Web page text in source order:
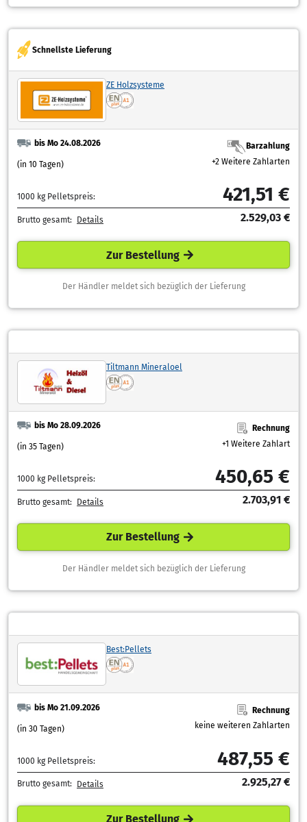
Schnellste Lieferung
ZE Holzsysteme
bis Mo 24.08.2026
(in 10 Tagen)
Barzahlung
+2 Weitere Zahlarten
1000 kg Pelletspreis: 421,51 €
Brutto gesamt: Details 2.529,03 €
Zur Bestellung
Der Händler meldet sich bezüglich der Lieferung
Tiltmann Mineraloel
bis Mo 28.09.2026
(in 35 Tagen)
Rechnung
+1 Weitere Zahlart
1000 kg Pelletspreis: 450,65 €
Brutto gesamt: Details 2.703,91 €
Zur Bestellung
Der Händler meldet sich bezüglich der Lieferung
Best:Pellets
bis Mo 21.09.2026
(in 30 Tagen)
Rechnung
keine weiteren Zahlarten
1000 kg Pelletspreis: 487,55 €
Brutto gesamt: Details 2.925,27 €
Zur Bestellung